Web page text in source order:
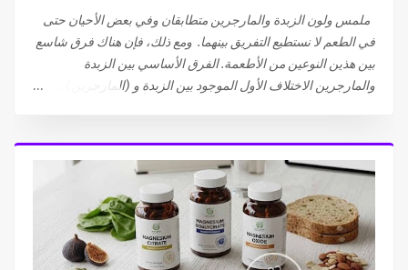
الإتصال الجنسي المرغوب فيه)، أو تقلصات تحت الحوض التي تحدث
أثناء النشوة الجنسية. يمكن أن تؤدي...
ملمس ولون الزبدة والمارجرين متطابقان وفي بعض الأحيان حتى
في الطعم لا نستطيع التفريق بينهما. ومع ذلك، فإن هناك فرق شاسع
بين هذين النوعين من الأطعمة. الفرق الأساسي بين الزبدة
والمارجرين الاختلاف الأول الموجود بين الزبدة و (المارجرين)، هو
مكونات . يتم استخلاص الزبدة من الدهون الموجودة في الحليب.
لذلك فهي دهون حيوانية. أما (المارجرين) فهي مصنوعة من الدهون
النباتية، من زيت اللفت (الكولزا) أو زيت عباد الشمس . ما يجب أن
تعرفه عن زبدة حليب البقر يبدأ إنتاج الزبدة بجمع الحليب. بعد تبريده
لفصل الكريمة عن الحليب، يتم تسخين الكريمة بعد ذلك لإزالة
الرطوبة الزائدة. ثم يتم تقليب هذه الكريمة السميكة أو رجِّها أو